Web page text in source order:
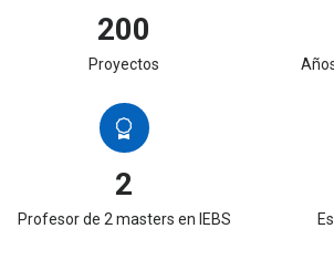
200
Proyectos
2
Profesor de 2 masters en IEBS